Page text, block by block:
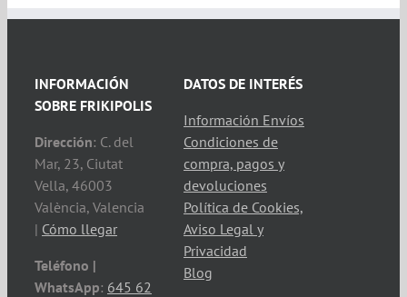
INFORMACIÓN
SOBRE FRIKIPOLIS
Dirección: C. del
Mar, 23, Ciutat
Vella, 46003
València, Valencia
| Cómo llegar
Teléfono |
WhatsApp: 645 62
DATOS DE INTERÉS
Información Envíos
Condiciones de
compra, pagos y
devoluciones
Política de Cookies,
Aviso Legal y
Privacidad
Blog